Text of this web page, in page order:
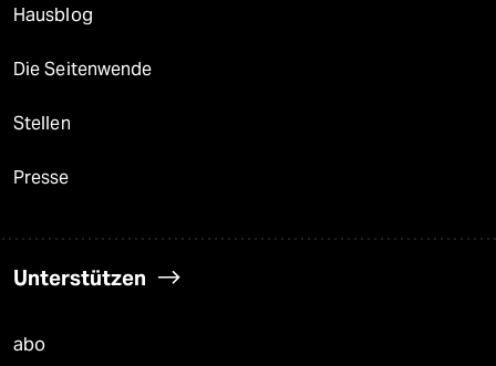
Hausblog
Die Seitenwende
Stellen
Presse
Unterstützen
abo